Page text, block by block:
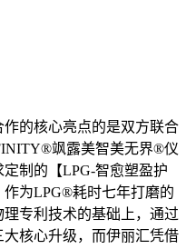
的核心亮点的是双方联合
飒露美智美无界®仪
制的【LPG-智愈塑盈护
为LPG®耗时七年打磨的
专利技术的基础上，通过
核心升级，而伊丽汇凭借